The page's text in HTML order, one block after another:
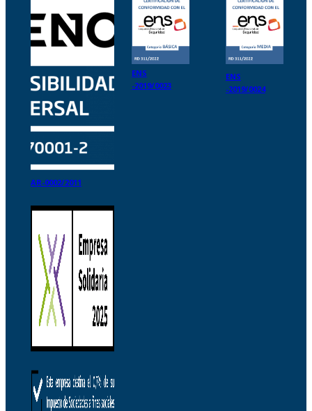
AR-0002/2011
ENS
-2019/0023
ENS
-2019/0024